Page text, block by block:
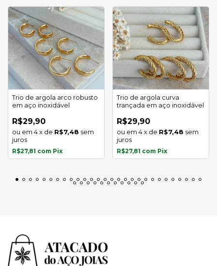
Trio de argola arco robusto
em aço inoxidável
R$29,90
4x de R$7,48 sem
juros
R$27,81 com Pix
Trio de argola curva
trançada em aço inoxidável
R$29,90
4x de R$7,48 sem
juros
R$27,81 com Pix